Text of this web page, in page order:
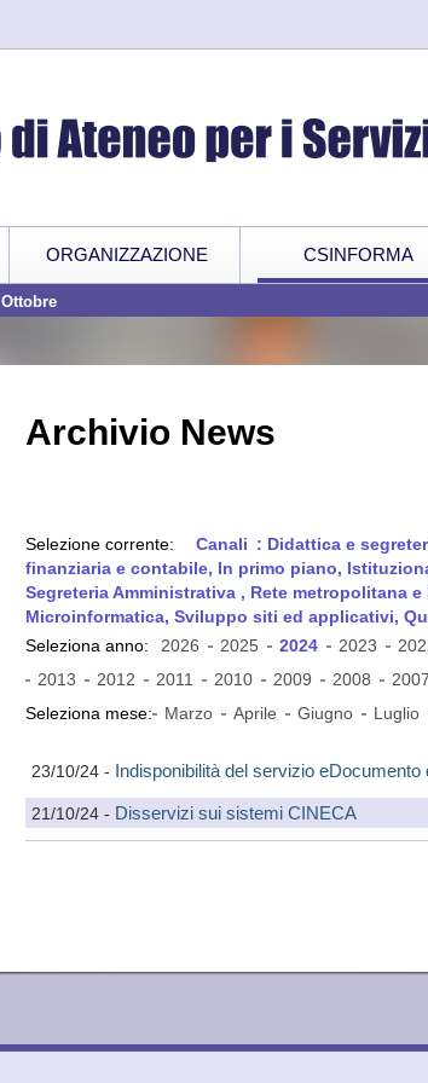
ORGANIZZAZIONE CSINFORMA
Ottobre
Archivio News
Selezione corrente: Canali : Didattica e
finanziaria e contabile, In primo piano,
Segreteria Amministrativa , Rete metropolitana
Microinformatica, Sviluppo siti ed applicativi,
Seleziona anno:
2026 2025 2024 2023
2013
2012 2011 2010 2009 2008
2007
Seleziona mese:
Marzo Aprile Giugno Luglio
23/10/24 - Indisponibilità del servizio
21/10/24 - Disservizi sui sistemi CINECA